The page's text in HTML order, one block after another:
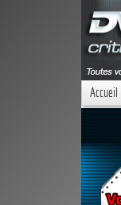
Accueil